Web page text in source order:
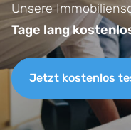
Unsere
Tage lang
Jetzt kostenlos